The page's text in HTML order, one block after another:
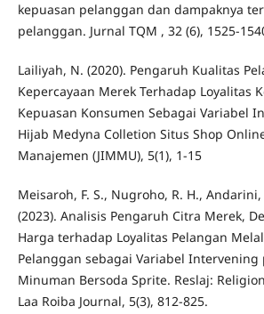
kepuasan pelanggan dan dampaknya
pelanggan. Jurnal TQM , 32 (6), 1525-
Lailiyah, N. (2020). Pengaruh Kualitas
Kepercayaan Merek Terhadap Loyalitas
Kepuasan Konsumen Sebagai Variabel
Hijab Medyna Colletion Situs Shop
Manajemen (JIMMU), 5(1), 1-15
Meisaroh, F. S., Nugroho, R. H.,
(2023). Analisis Pengaruh Citra Merek,
Harga terhadap Loyalitas Pelangan
Pelanggan sebagai Variabel Intervening
Minuman Bersoda Sprite. Reslaj:
Laa Roiba Journal, 5(3), 812-825.